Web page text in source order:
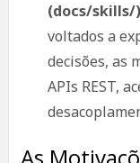
(docs/skills/
voltados a
decisões, as
APIs REST,